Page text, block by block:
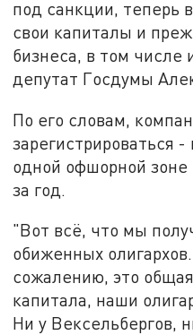
под санкции, теперь
свои капиталы и
бизнеса, в том числе
депутат Госдумы
По его словам,
зарегистрироваться
одной офшорной зоне
за год.
"Вот всё, что мы
обиженных
сожалению, это
капитала, наши
Ни у Вексельбергов,